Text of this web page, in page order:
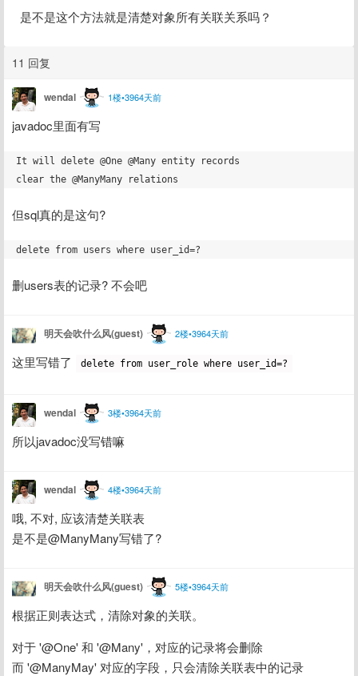
是不是这个方法就是清楚对象所有关联关系吗？
11 回复
wendal 1楼•3964天前
javadoc里面有写
It will delete @One @Many entity records
但sql真的是这句?
删users表的记录? 不会吧
明天会吹什么风(guest) 2楼•3964天前
这里写错了 delete from user_role where user_id=?
wendal 3楼•3964天前
所以javadoc没写错嘛
wendal 4楼•3964天前
哦, 不对, 应该清楚关联表
是不是@ManyMany写错了?
明天会吹什么风(guest) 5楼•3964天前
根据正则表达式，清除对象的关联。
对于 '@One' 和 '@Many'，对应的记录将会删除
而 '@ManyMay' 对应的字段，只会清除关联表中的记录